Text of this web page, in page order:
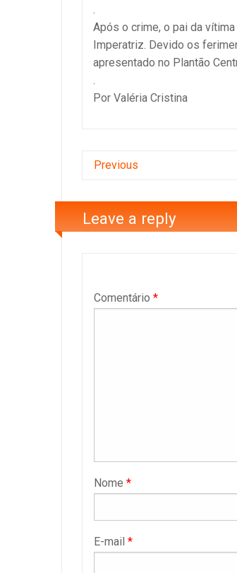
.
Após o crime, o pai da
Imperatriz. Devido os
apresentado no Plantão
.
Por Valéria Cristina
Previous
Leave a reply
Comentário *
Nome *
E-mail *